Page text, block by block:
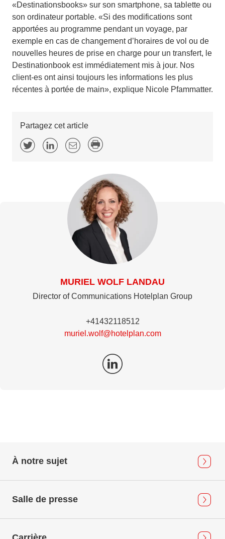
«Destinationsbooks» sur son smartphone, sa tablette ou
son ordinateur portable. «Si des modifications sont
apportées au programme pendant un voyage, par
exemple en cas de changement d’horaires de vol ou de
nouvelles heures de prise en charge pour un transfert, le
Destinationbook est immédiatement mis à jour. Nos
client-es ont ainsi toujours les informations les plus
récentes à portée de main», explique Nicole Pfammatter.
Partagez cet article
MURIEL WOLF LANDAU
Director of Communications Hotelplan Group
+41432118512
muriel.wolf@hotelplan.com
À notre sujet
Salle de presse